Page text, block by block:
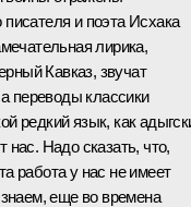
писателя и поэта Исхака
лирика,
Кавказ, звучат
переводы классики
редкий язык, как
нас. Надо сказать, что,
работа у нас не имеет
еще во времена